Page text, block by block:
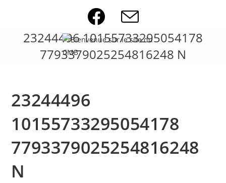
23244496 10155733295054178
7793379025254816248 N
23244496
10155733295054178
7793379025254816248
N